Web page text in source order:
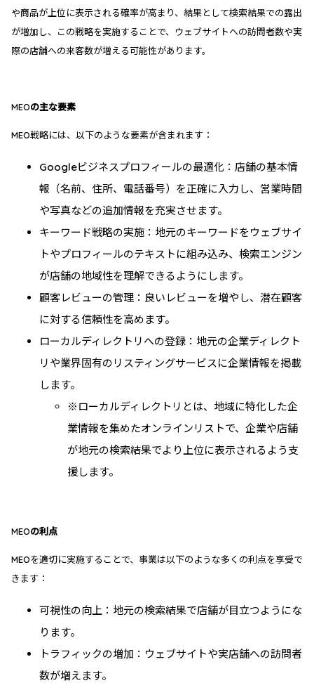
や商品が上位に表示される確率が高まり、結果として検索結果での露出
が増加し、この戦略を実施することで、ウェブサイトへの訪問者数や実
際の店舗への来客数が増える可能性があります。
MEOの主な要素
MEO戦略には、以下のような要素が含まれます：
Googleビジネスプロフィールの最適化：店舗の基本情
報（名前、住所、電話番号）を正確に入力し、営業時間
や写真などの追加情報を充実させます。
キーワード戦略の実施：地元のキーワードをウェブサイ
トやプロフィールのテキストに組み込み、検索エンジン
が店舗の地域性を理解できるようにします。
顧客レビューの管理：良いレビューを増やし、潜在顧客
に対する信頼性を高めます。
ローカルディレクトリへの登録：地元の企業ディレクト
リや業界固有のリスティングサービスに企業情報を掲載
します。
※ローカルディレクトリとは、地域に特化した企
業情報を集めたオンラインリストで、企業や店舗
が地元の検索結果でより上位に表示されるよう支
援します。
MEOの利点
MEOを適切に実施することで、事業は以下のような多くの利点を享受で
きます：
可視性の向上：地元の検索結果で店舗が目立つようにな
ります。
トラフィックの増加：ウェブサイトや実店舗への訪問者
数が増えます。